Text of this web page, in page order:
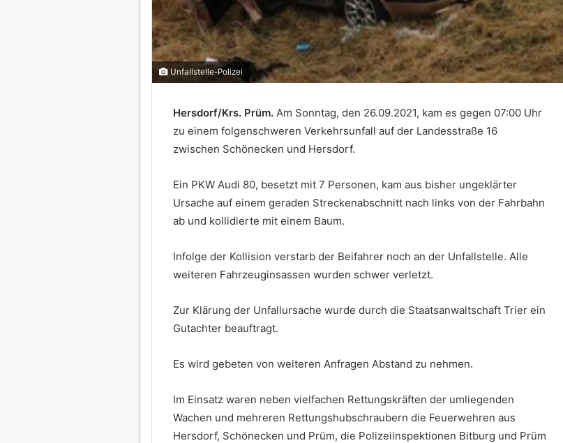
Unfallstelle-Polizei
Hersdorf/Krs. Prüm. Am Sonntag, den 26.09.2021, kam es gegen 07:00 Uhr
zu einem folgenschweren Verkehrsunfall auf der Landesstraße 16
zwischen Schönecken und Hersdorf.
Ein PKW Audi 80, besetzt mit 7 Personen, kam aus bisher ungeklärter
Ursache auf einem geraden Streckenabschnitt nach links von der Fahrbahn
ab und kollidierte mit einem Baum.
Infolge der Kollision verstarb der Beifahrer noch an der Unfallstelle. Alle
weiteren Fahrzeuginsassen wurden schwer verletzt.
Zur Klärung der Unfallursache wurde durch die Staatsanwaltschaft Trier ein
Gutachter beauftragt.
Es wird gebeten von weiteren Anfragen Abstand zu nehmen.
Im Einsatz waren neben vielfachen Rettungskräften der umliegenden
Wachen und mehreren Rettungshubschraubern die Feuerwehren aus
Hersdorf, Schönecken und Prüm, die Polizeiinspektionen Bitburg und Prüm